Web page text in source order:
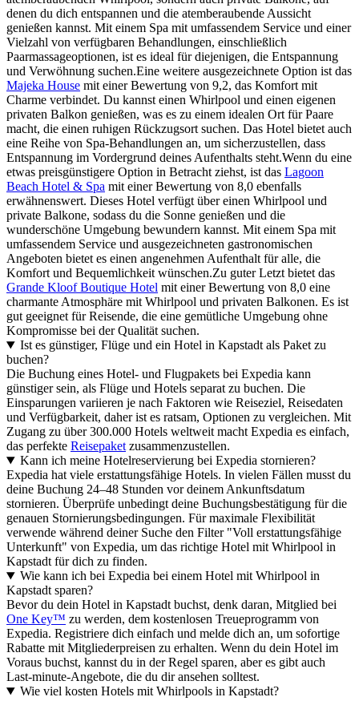
denen du dich entspannen und die atemberaubende Aussicht
genießen kannst. Mit einem Spa mit umfassendem Service und einer
Vielzahl von verfügbaren Behandlungen, einschließlich
Paarmassageoptionen, ist es ideal für diejenigen, die Entspannung
und Verwöhnung suchen.Eine weitere ausgezeichnete Option ist das
Majeka House mit einer Bewertung von 9,2, das Komfort mit
Charme verbindet. Du kannst einen Whirlpool und einen eigenen
privaten Balkon genießen, was es zu einem idealen Ort für Paare
macht, die einen ruhigen Rückzugsort suchen. Das Hotel bietet auch
eine Reihe von Spa-Behandlungen an, um sicherzustellen, dass
Entspannung im Vordergrund deines Aufenthalts steht.Wenn du eine
etwas preisgünstigere Option in Betracht ziehst, ist das Lagoon
Beach Hotel & Spa mit einer Bewertung von 8,0 ebenfalls
erwähnenswert. Dieses Hotel verfügt über einen Whirlpool und
private Balkone, sodass du die Sonne genießen und die
wunderschöne Umgebung bewundern kannst. Mit einem Spa mit
umfassendem Service und ausgezeichneten gastronomischen
Angeboten bietet es einen angenehmen Aufenthalt für alle, die
Komfort und Bequemlichkeit wünschen.Zu guter Letzt bietet das
Grande Kloof Boutique Hotel mit einer Bewertung von 8,0 eine
charmante Atmosphäre mit Whirlpool und privaten Balkonen. Es ist
gut geeignet für Reisende, die eine gemütliche Umgebung ohne
Kompromisse bei der Qualität suchen.
Ist es günstiger, Flüge und ein Hotel in Kapstadt als Paket zu
buchen?
Die Buchung eines Hotel- und Flugpakets bei Expedia kann
günstiger sein, als Flüge und Hotels separat zu buchen. Die
Einsparungen variieren je nach Faktoren wie Reiseziel, Reisedaten
und Verfügbarkeit, daher ist es ratsam, Optionen zu vergleichen. Mit
Zugang zu über 300.000 Hotels weltweit macht Expedia es einfach,
das perfekte Reisepaket zusammenzustellen.
Kann ich meine Hotelreservierung bei Expedia stornieren?
Expedia hat viele erstattungsfähige Hotels. In vielen Fällen musst du
deine Buchung 24–48 Stunden vor deinem Ankunftsdatum
stornieren. Überprüfe unbedingt deine Buchungsbestätigung für die
genauen Stornierungsbedingungen. Für maximale Flexibilität
verwende während deiner Suche den Filter "Voll erstattungsfähige
Unterkunft" von Expedia, um das richtige Hotel mit Whirlpool in
Kapstadt für dich zu finden.
Wie kann ich bei Expedia bei einem Hotel mit Whirlpool in
Kapstadt sparen?
Bevor du dein Hotel in Kapstadt buchst, denk daran, Mitglied bei
One Key™ zu werden, dem kostenlosen Treueprogramm von
Expedia. Registriere dich einfach und melde dich an, um sofortige
Rabatte mit Mitgliederpreisen zu erhalten. Wenn du dein Hotel im
Voraus buchst, kannst du in der Regel sparen, aber es gibt auch
Last-minute-Angebote, die du dir ansehen solltest.
Wie viel kosten Hotels mit Whirlpools in Kapstadt?